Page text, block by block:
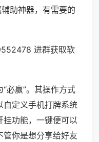
助神器，有需要的
进群获取软
必赢”。其操作方式
自定义手机打牌系统
功能，一键便可以
管你是想分享给好友